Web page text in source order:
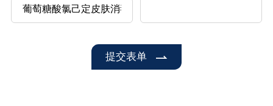
提交表单